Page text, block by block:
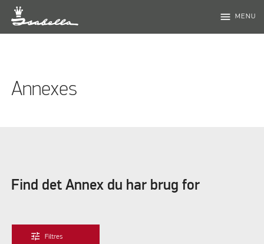
menu MENU
Annexes
Find det Annex du har brug for
tune Filtres